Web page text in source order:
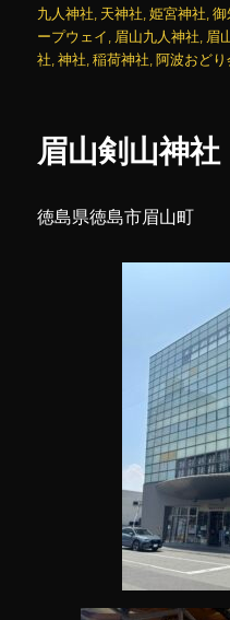
稿
日:
テ
ゴ
リ
九人神社 天神社 ,姫宮神社 ,御
ープウェイ
眉山九人神社 眉
社 ,神社 ,稲荷神社 ,阿波おどり
眉山剣山神社
徳島県徳島市眉山町